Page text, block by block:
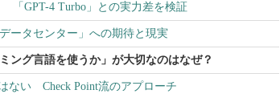
「GPT-4 Turbo」との実力差を検証
ータセンター」への期待と現実
ング言語を使うか」が大切なのはなぜ？
ない Check Point流のアプローチ